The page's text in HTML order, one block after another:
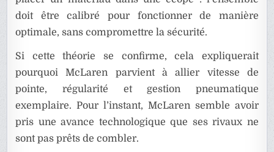
doit être calibré pour fonctionner de manière
optimale, sans compromettre la sécurité.
Si cette théorie se confirme, cela expliquerait
pourquoi McLaren parvient à allier vitesse de
pointe, régularité et gestion pneumatique
exemplaire. Pour l’instant, McLaren semble avoir
pris une avance technologique que ses rivaux ne
sont pas prêts de combler.